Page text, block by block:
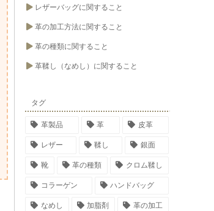
レザーバッグに関すること
革の加工方法に関すること
革の種類に関すること
革鞣し（なめし）に関すること
タグ
革製品 革 皮革
レザー 鞣し 銀面
靴 革の種類 クロム鞣し
コラーゲン ハンドバッグ
なめし 加脂剤 革の加工